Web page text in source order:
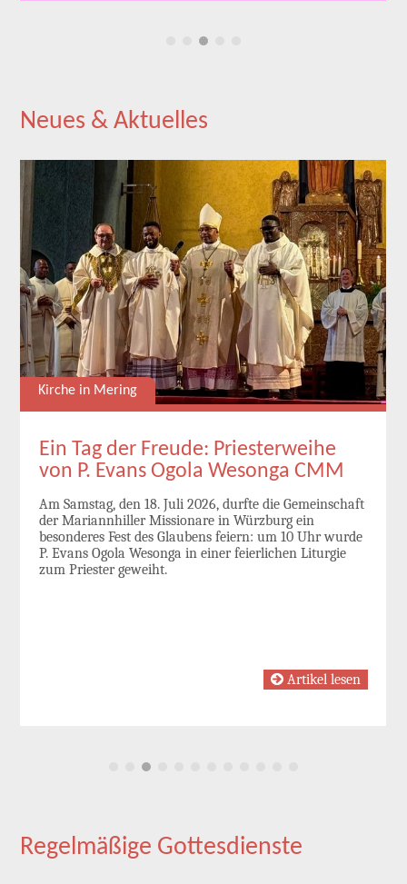
Neues & Aktuelles
Kirche in Mering
Ein Tag der Freude: Priesterweihe
von P. Evans Ogola Wesonga CMM
Am Samstag, den 18. Juli 2026, durfte die Gemeinschaft
der Mariannhiller Missionare in Würzburg ein
besonderes Fest des Glaubens feiern: um 10 Uhr wurde
P. Evans Ogola Wesonga in einer feierlichen Liturgie
zum Priester geweiht.
Artikel lesen
Regelmäßige Gottesdienste